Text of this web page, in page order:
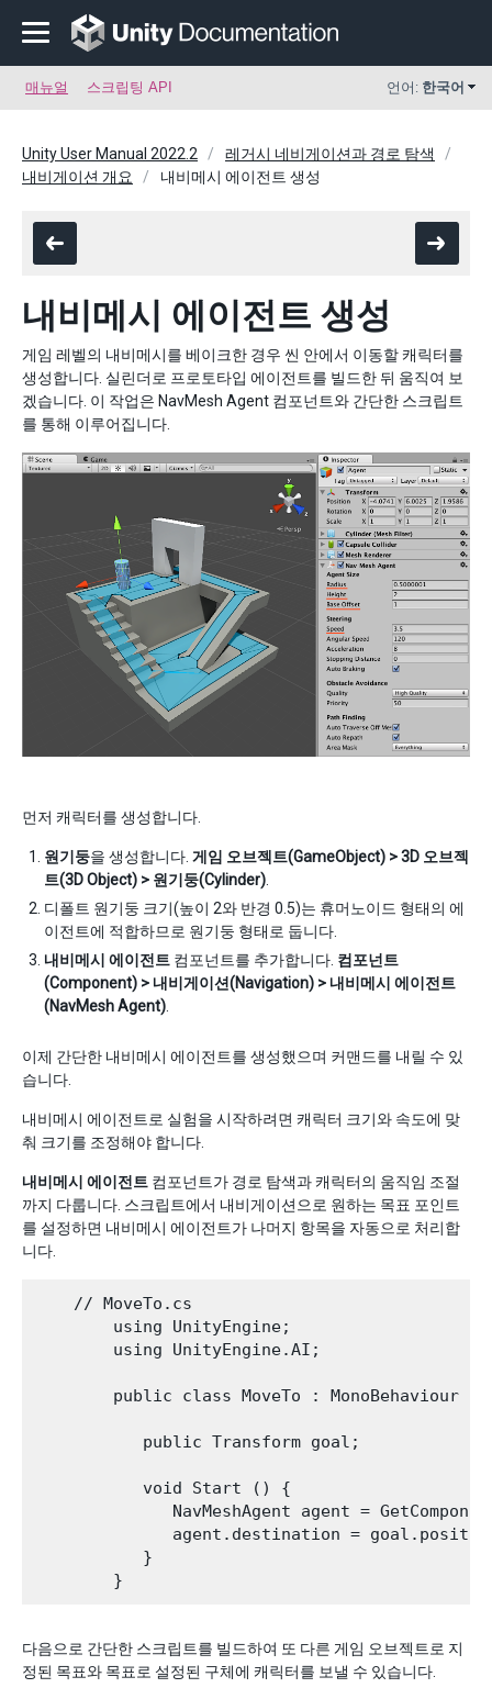
매뉴얼 스크립팅 API 언어: 한국어
Unity User Manual 2022.2
레거시 네비게이션과 경로 탐색
내비게이션 개요
내비메시 에이전트 생성
내비메시 에이전트 생성
게임 레벨의 내비메시를 베이크한 경우 씬 안에서 이동할 캐릭터를
생성합니다. 실린더로 프로토타입 에이전트를 빌드한 뒤 움직여 보
겠습니다. 이 작업은 NavMesh Agent 컴포넌트와 간단한 스크립트
를 통해 이루어집니다.
먼저 캐릭터를 생성합니다.
원기둥을 생성합니다. 게임 오브젝트(GameObject) > 3D 오브젝
트(3D Object) > 원기둥(Cylinder)
디폴트 원기둥 크기(높이 2와 반경 0.5)는 휴머노이드 형태의 에
이전트에 적합하므로 원기둥 형태로 둡니다.
내비메시 에이전트 컴포넌트를 추가합니다. 컴포넌트
(Component) > 내비게이션(Navigation) > 내비메시 에이전트
(NavMesh Agent)
이제 간단한 내비메시 에이전트를 생성했으며 커맨드를 내릴 수 있
습니다.
내비메시 에이전트로 실험을 시작하려면 캐릭터 크기와 속도에 맞
춰 크기를 조정해야 합니다.
내비메시 에이전트 컴포넌트가 경로 탐색과 캐릭터의 움직임 조절
까지 다룹니다. 스크립트에서 내비게이션으로 원하는 목표 포인트
를 설정하면 내비메시 에이전트가 나머지 항목을 자동으로 처리합
니다.
    // MoveTo.cs
        using UnityEngine;
        using UnityEngine.AI;
        public class MoveTo : MonoBehaviour {
           public Transform goal;
           void Start () {
NavMeshAgent agent =
agent.destination =
           }
다음으로 간단한 스크립트를 빌드하여 또 다른 게임 오브젝트로 지
정된 목표와 목표로 설정된 구체에 캐릭터를 보낼 수 있습니다.